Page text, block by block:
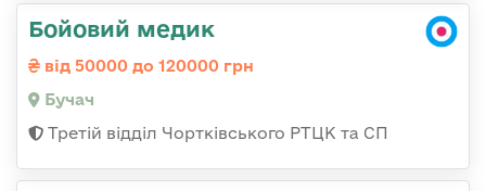
Бойовий медик
від 50000 до 120000 грн
Бучач
Третій відділ Чортківського РТЦК та СП